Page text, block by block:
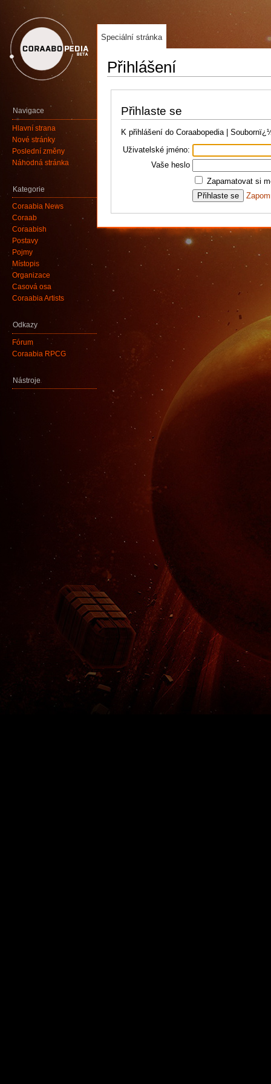
Přihlášení
Přihlaste se
K přihlášení do Coraabopedia |
Uživatelské jméno:
Vaše heslo
Zapamatovat si
Speciální stránka
Navigace
Hlavní strana
Nové stránky
Poslední změny
Náhodná stránka
Kategorie
Coraabia News
Coraab
Coraabish
Postavy
Pojmy
Místopis
Organizace
Časová osa
Coraabia Artists
Odkazy
Fórum
Coraabia RPCG
Nástroje